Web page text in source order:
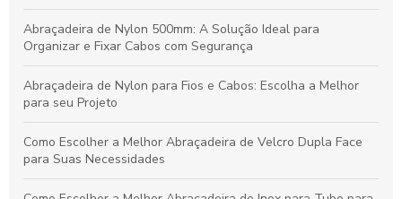
Abraçadeira de Nylon 500mm: A Solução Ideal para
Organizar e Fixar Cabos com Segurança
Abraçadeira de Nylon para Fios e Cabos: Escolha a Melhor
para seu Projeto
Como Escolher a Melhor Abraçadeira de Velcro Dupla Face
para Suas Necessidades